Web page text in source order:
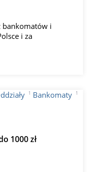
bankomatów i
i za
1 Bankomaty 1
1000 zł